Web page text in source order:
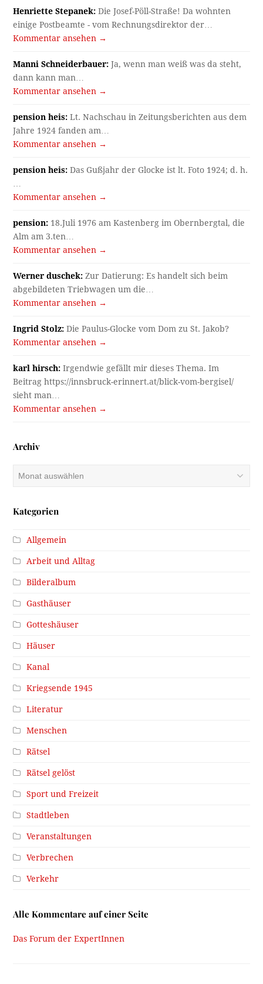
Henriette Stepanek: Die Josef-Pöll-Straße! Da wohnten
einige Postbeamte - vom Rechnungsdirektor der…
Kommentar ansehen →
Manni Schneiderbauer: Ja, wenn man weiß was da steht,
dann kann man…
Kommentar ansehen →
pension heis: Lt. Nachschau in Zeitungsberichten aus dem
Jahre 1924 fanden am…
Kommentar ansehen →
pension heis: Das Gußjahr der Glocke ist lt. Foto 1924; d. h.
Kommentar ansehen →
pension: 18.Juli 1976 am Kastenberg im Obernbergtal, die
Alm am 3.ten…
Kommentar ansehen →
Werner duschek: Zur Datierung: Es handelt sich beim
abgebildeten Triebwagen um die…
Kommentar ansehen →
Ingrid Stolz: Die Paulus-Glocke vom Dom zu St. Jakob?
Kommentar ansehen →
karl hirsch: Irgendwie gefällt mir dieses Thema. Im
Beitrag https://innsbruck-erinnert.at/blick-vom-bergisel/
sieht man…
Kommentar ansehen →
Archiv
Kategorien
Allgemein
Arbeit und Alltag
Bilderalbum
Gasthäuser
Gotteshäuser
Häuser
Kanal
Kriegsende 1945
Literatur
Menschen
Rätsel
Rätsel gelöst
Sport und Freizeit
Stadtleben
Veranstaltungen
Verbrechen
Verkehr
Alle Kommentare auf einer Seite
Das Forum der ExpertInnen